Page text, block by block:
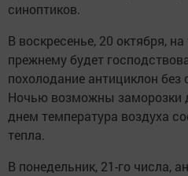
синоптиков.
В воскресенье, 20 октября,
прежнему будет
похолодание антициклон
Ночью возможны заморозки
днем температура воздуха
тепла.
В понедельник, 21-го числа,